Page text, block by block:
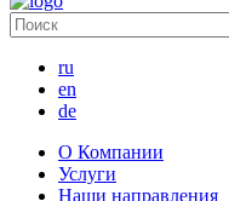
ru
en
de
О Компании
Услуги
Наши направления